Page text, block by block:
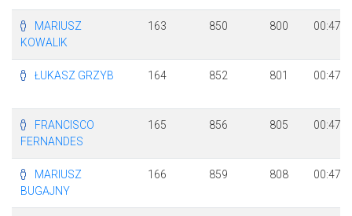
MARIUSZ
KOWALIK
163 850 800
ŁUKASZ GRZYB 164 852 801
FRANCISCO
FERNANDES
165 856 805
MARIUSZ
BUGAJNY
166 859 808